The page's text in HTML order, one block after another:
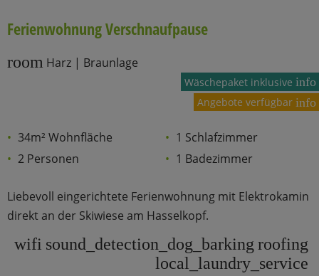
Ferienwohnung Verschnaufpause
room Harz | Braunlage
Wäschepaket inklusive info
Angebote verfügbar info
34m² Wohnfläche
2 Personen
1 Schlafzimmer
1 Badezimmer
Liebevoll eingerichtete Ferienwohnung mit Elektrokamin
direkt an der Skiwiese am Hasselkopf.
wifi sound_detection_dog_barking roofing
local_laundry_service